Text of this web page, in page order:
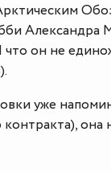
Александра
он не
уже
она